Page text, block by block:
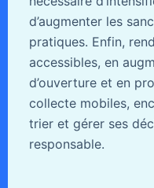
d’augmenter les
pratiques. Enfin,
accessibles, en
d’ouverture et en
collecte mobiles,
trier et gérer ses
responsable.